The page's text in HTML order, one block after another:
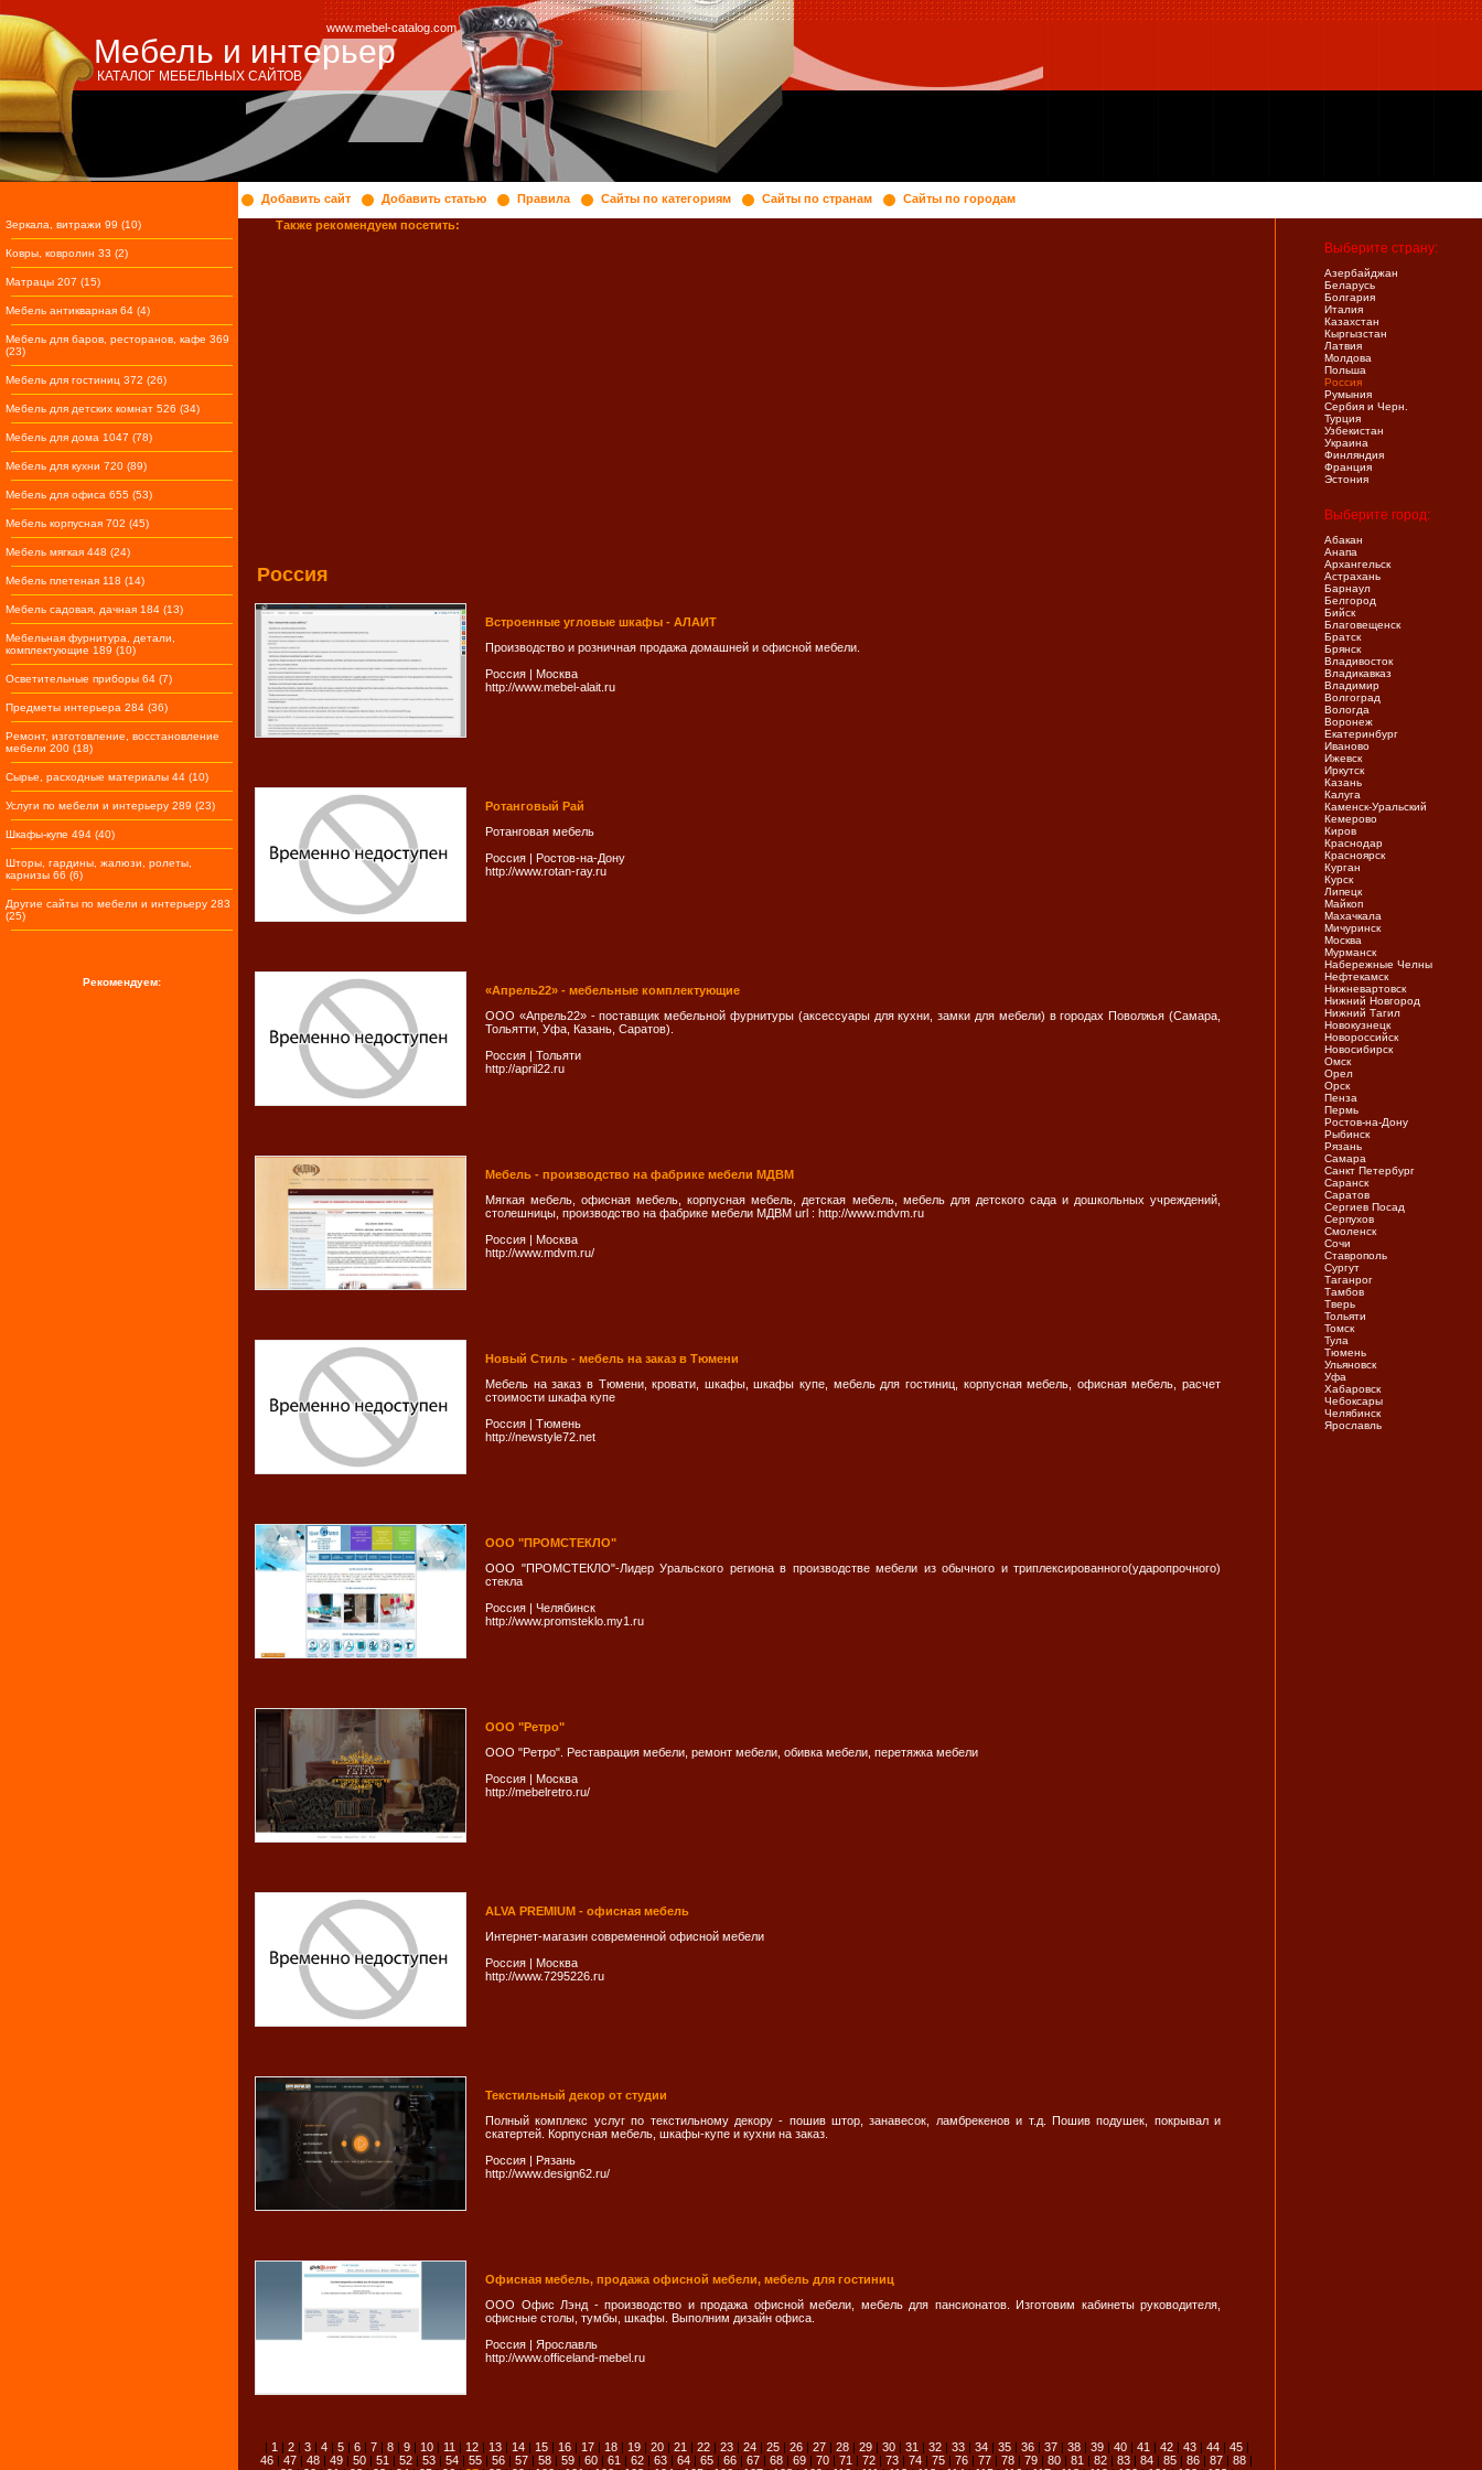
Мебель и интерьер
www.mebel-catalog.com
КАТАЛОГ МЕБЕЛЬНЫХ САЙТОВ
Зеркала, витражи 99 (10)
Ковры, ковролин 33 (2)
Матрацы 207 (15)
Мебель антикварная 64 (4)
Мебель для баров, ресторанов, кафе 369
(23)
Мебель для гостиниц 372 (26)
Мебель для детских комнат 526 (34)
Мебель для дома 1047 (78)
Мебель для кухни 720 (89)
Мебель для офиса 655 (53)
Мебель корпусная 702 (45)
Мебель мягкая 448 (24)
Мебель плетеная 118 (14)
Мебель садовая, дачная 184 (13)
Мебельная фурнитура, детали,
комплектующие 189 (10)
Осветительные приборы 64 (7)
Предметы интерьера 284 (36)
Ремонт, изготовление, восстановление
мебели 200 (18)
Сырье, расходные материалы 44 (10)
Услуги по мебели и интерьеру 289 (23)
Шкафы-купе 494 (40)
Шторы, гардины, жалюзи, ролеты,
карнизы 66 (6)
Другие сайты по мебели и интерьеру 283
(25)
Рекомендуем:
Добавить сайт Добавить статью Правила Сайты по категориям Сайты по странам
Сайты по городам
Также рекомендуем посетить:
Россия
Встроенные угловые шкафы - АЛАИТ
Производство и розничная продажа домашней и офисной мебели.
Россия | Москва
http://www.mebel-alait.ru
Ротанговый Рай
Ротанговая мебель
Россия | Ростов-на-Дону
http://www.rotan-ray.ru
«Апрель22» - мебельные комплектующие
ООО «Апрель22» - поставщик мебельной фурнитуры (аксессуары для кухни, замки для мебели) в городах Поволжья (Самара,
Тольятти, Уфа, Казань, Саратов).
Россия | Тольяти
http://april22.ru
Мебель - производство на фабрике мебели МДВМ
Мягкая мебель, офисная мебель, корпусная мебель, детская мебель, мебель для детского сада и дошкольных учреждений,
столешницы, производство на фабрике мебели МДВМ url : http://www.mdvm.ru
Россия | Москва
http://www.mdvm.ru/
Новый Стиль - мебель на заказ в Тюмени
Мебель на заказ в Тюмени, кровати, шкафы, шкафы купе, мебель для гостиниц, корпусная мебель, офисная мебель, расчет
стоимости шкафа купе
Россия | Тюмень
http://newstyle72.net
ООО "ПРОМСТЕКЛО"
ООО "ПРОМСТЕКЛО"-Лидер Уральского региона в производстве мебели из обычного и триплексированного(ударопрочного)
стекла
Россия | Челябинск
http://www.promsteklo.my1.ru
ООО "Ретро"
ООО "Ретро". Реставрация мебели, ремонт мебели, обивка мебели, перетяжка мебели
Россия | Москва
http://mebelretro.ru/
ALVA PREMIUM - офисная мебель
Интернет-магазин современной офисной мебели
Россия | Москва
http://www.7295226.ru
Текстильный декор от студии
Полный комплекс услуг по текстильному декору - пошив штор, занавесок, ламбрекенов и т.д. Пошив подушек, покрывал и
скатертей. Корпусная мебель, шкафы-купе и кухни на заказ.
Россия | Рязань
http://www.design62.ru/
Офисная мебель, продажа офисной мебели, мебель для гостиниц
ООО Офис Лэнд - производство и продажа офисной мебели, мебель для пансионатов. Изготовим кабинеты руководителя,
офисные столы, тумбы, шкафы. Выполним дизайн офиса.
Россия | Ярослaвль
http://www.officeland-mebel.ru
| 1 | 2| 3| 4| 5| 6| 7| 8| 9| 10| 11 | 12| 13| 14| 15| 16| 17| 18| 19| 20| 21 | 22| 23| 24| 25| 26| 27| 28| 29| 30| 31 | 32| 33| 34| 35| 36| 37| 38| 39| 40| 41 | 42| 43| 44| 45|
46 | 47 | 48 | 49 | 50 | 51 | 52 | 53 | 54 | 55 | 56 | 57 | 58 | 59 | 60 | 61 | 62 | 63 | 64 | 65 | 66 | 67 | 68 | 69 | 70 | 71 | 72 | 73 | 74 | 75 | 76 | 77 | 78 | 79 | 80 | 81 | 82 | 83 | 84 | 85 | 86 | 87 | 88 |
Выберите страну:
Азербайджан
Беларусь
Болгария
Италия
Казахстан
Кыргызстан
Латвия
Молдова
Польша
Россия
Румыния
Сербия и Черн.
Турция
Узбекистан
Украина
Финляндия
Франция
Эстония
Выберите город:
Абакан
Анапа
Архангельск
Астрахань
Барнаул
Белгород
Бийск
Благовещенск
Братск
Брянск
Владивосток
Владикавказ
Владимир
Волгоград
Вологда
Воронеж
Екатеринбург
Иваново
Ижевск
Иркутск
Казань
Калуга
Каменск-Уральский
Кемерово
Киров
Краснодар
Красноярск
Курган
Курск
Липецк
Майкоп
Махачкала
Мичуринск
Москва
Мурманск
Набережные Челны
Нефтекамск
Нижневартовск
Нижний Новгород
Нижний Тагил
Новокузнецк
Новороссийск
Новосибирск
Омск
Орел
Орск
Пенза
Пермь
Ростов-на-Дону
Рыбинск
Рязань
Самара
Санкт Петербург
Саранск
Саратов
Сергиев Посад
Серпухов
Смоленск
Сочи
Ставрополь
Сургут
Таганрог
Тамбов
Тверь
Тольяти
Томск
Тула
Тюмень
Ульяновск
Уфа
Хабаровск
Чебоксары
Челябинск
Ярослaвль